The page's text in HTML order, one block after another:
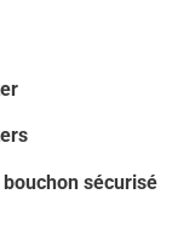
bouchon sécurisé